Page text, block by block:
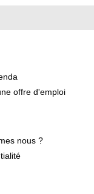
offre d'emploi
nous ?